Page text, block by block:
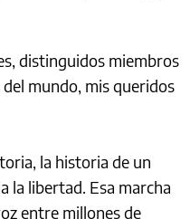
distinguidos miembros
mundo, mis queridos
la historia de un
la libertad. Esa marcha
entre millones de